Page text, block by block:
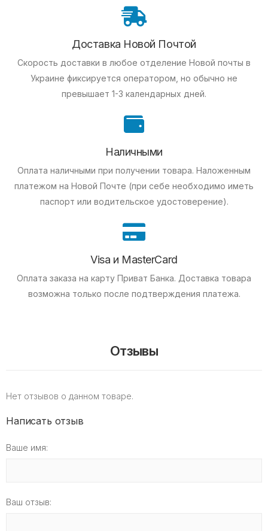
Доставка Новой Почтой
Скорость доставки в любое отделение Новой почты в
Украине фиксируется оператором, но обычно не
превышает 1-3 календарных дней.
Наличными
Оплата наличными при получении товара. Наложенным
платежом на Новой Почте (при себе необходимо иметь
паспорт или водительское удостоверение).
Visa и MasterCard
Оплата заказа на карту Приват Банка. Доставка товара
возможна только после подтверждения платежа.
Отзывы
Нет отзывов о данном товаре.
Написать отзыв
Ваше имя:
Ваш отзыв: